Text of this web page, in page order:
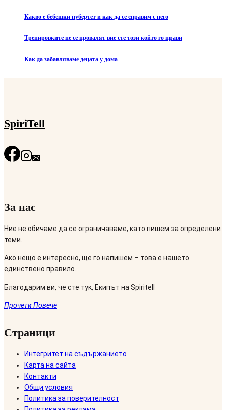
Какво е бебешки пубертет и как да се справим с него
Тренировките не се провалят вие сте този който го прави
Как да забавляваме децата у дома
SpiriTell
За нас
Ние не обичаме да се ограничаваме, като пишем за определени
теми.
Ако нещо е интересно, ще го напишем – това е нашето
единствено правило.
Благодарим ви, че сте тук, Екипът на Spiritell
Прочети Повече
Страници
Интегритет на съдържанието
Карта на сайта
Контакти
Общи условия
Политика за поверителност